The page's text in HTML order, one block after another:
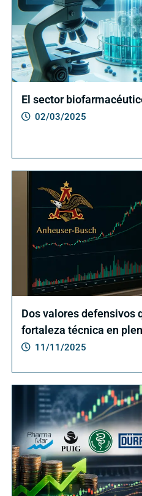
El sector
02/03/2025
Dos valores defensivos
fortaleza técnica en
11/11/2025